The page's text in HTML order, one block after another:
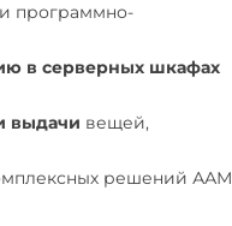
программно-
в серверных шкафах
выдачи вещей,
решений ААМ